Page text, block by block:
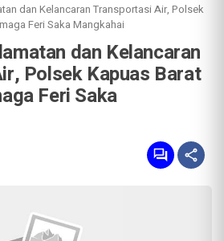
dan Kelancaran Transportasi Air, Polsek
Feri Saka Mangkahai
dan Kelancaran
Polsek Kapuas Barat
Feri Saka